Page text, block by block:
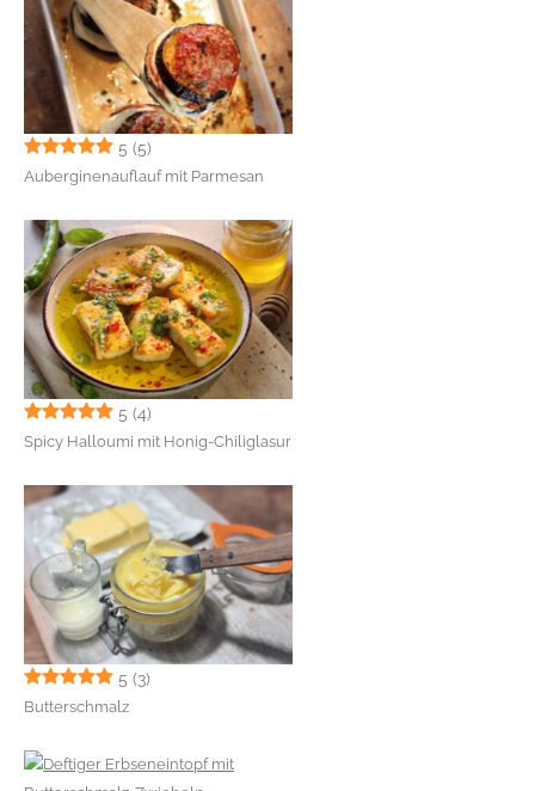
5 (5)
Auberginenauflauf mit Parmesan
5 (4)
Spicy Halloumi mit Honig-Chiliglasur
5 (3)
Butterschmalz